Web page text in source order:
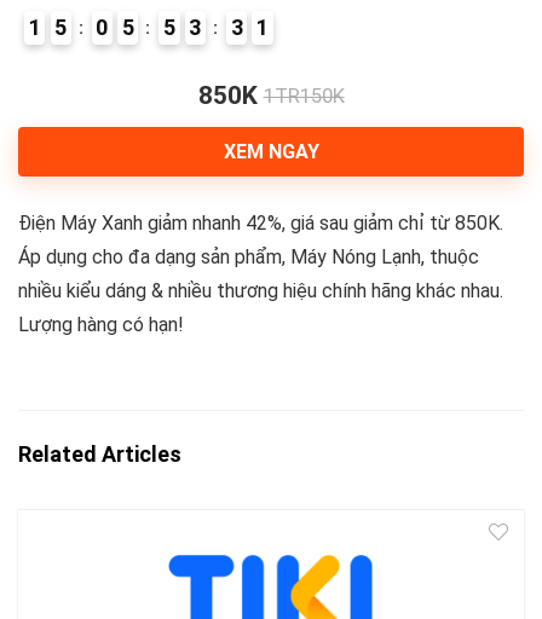
1
5 0 5 5 3 3 0
1
850K 1TR150K
XEM NGAY
Điện Máy Xanh giảm nhanh 42%, giá sau giảm chỉ từ 850K.
Áp dụng cho đa dạng sản phẩm, Máy Nóng Lạnh, thuộc
nhiều kiểu dáng & nhiều thương hiệu chính hãng khác nhau.
Lượng hàng có hạn!
Related Articles